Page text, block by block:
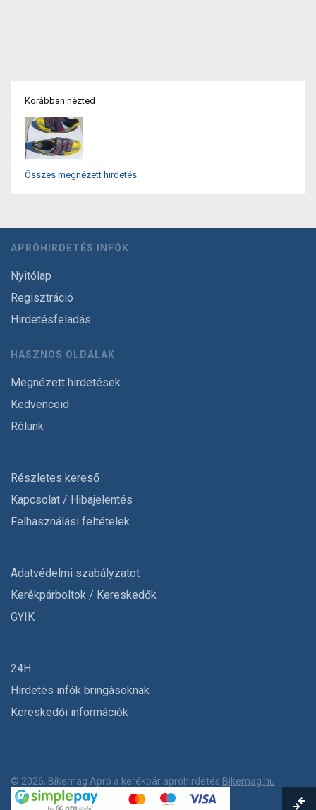
Korábban nézted
Összes megnézett hirdetés
APRÓHIRDETÉS INFÓK
Nyitólap
Regisztráció
Hirdetésfeladás
HASZNOS OLDALAK
Megnézett hirdetések
Kedvenceid
Rólunk
Részletes kereső
Kapcsolat / Hibajelentés
Felhasználási feltételek
Adatvédelmi szabályzatot
Kerékpárboltok / Kereskedők
GYIK
24H
Hirdetés infók bringásoknak
Kereskedői információk
© 2026, Bikemag Apró a kerékpár apróhirdetés Bikemag.hu